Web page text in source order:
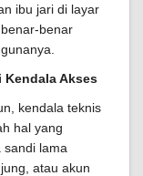
ibu jari di layar
benar
Kendala Akses
kendala teknis
hal yang
sandi lama
atau akun